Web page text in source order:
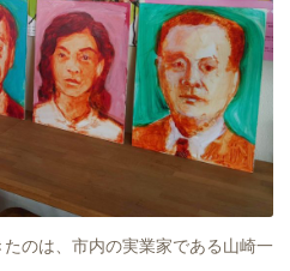
のは、市内の実業家である山崎一